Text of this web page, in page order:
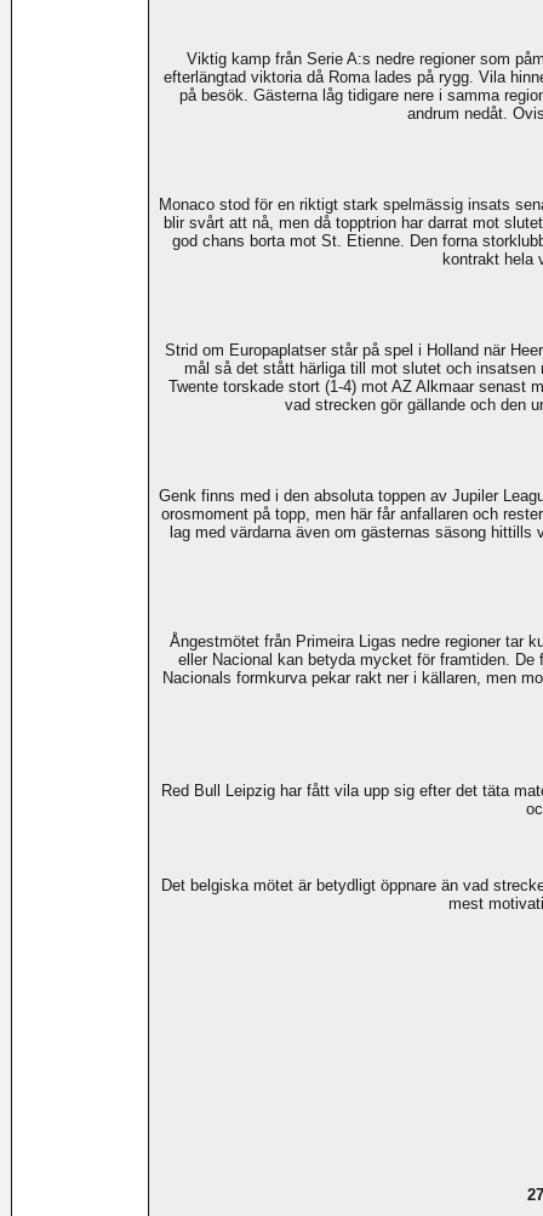
Viktig kamp från Serie A:s nedre regioner som
efterlängtad viktoria då Roma lades på rygg. Vila
på besök. Gästerna låg tidigare nere i samma
andrum nedåt.
Monaco stod för en riktigt stark spelmässig insats
blir svårt att nå, men då topptrion har darrat mot
god chans borta mot St. Etienne. Den forna
kontrakt hela
Strid om Europaplatser står på spel i Holland när
mål så det stått härliga till mot slutet och
Twente torskade stort (1-4) mot AZ Alkmaar senast
vad strecken gör gällande och den
Genk finns med i den absoluta toppen av Jupiler
orosmoment på topp, men här får anfallaren och
lag med värdarna även om gästernas säsong
Ångestmötet från Primeira Ligas nedre regioner tar
eller Nacional kan betyda mycket för framtiden.
Nacionals formkurva pekar rakt ner i källaren, men
Red Bull Leipzig har fått vila upp sig efter det täta
Det belgiska mötet är betydligt öppnare än vad
mest